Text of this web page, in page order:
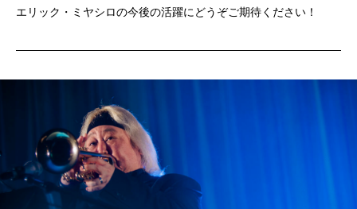
エリック・ミヤシロの今後の活躍にどうぞご期待ください！